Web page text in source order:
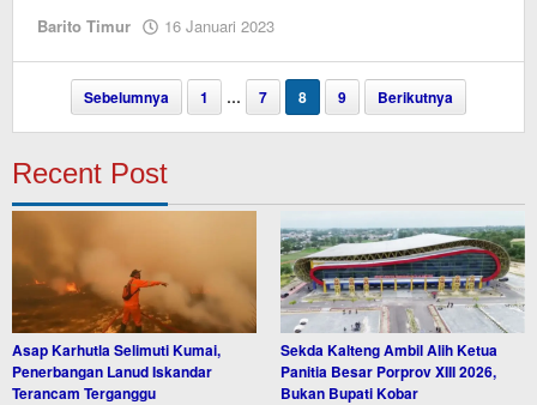
Barito Timur 16 Januari 2023
Sebelumnya 1 … 7 8 9 Berikutnya
Recent Post
Asap Karhutla Selimuti Kumai,
Penerbangan Lanud Iskandar
Terancam Terganggu
Sekda Kalteng Ambil Alih Ketua
Panitia Besar Porprov XIII 2026,
Bukan Bupati Kobar